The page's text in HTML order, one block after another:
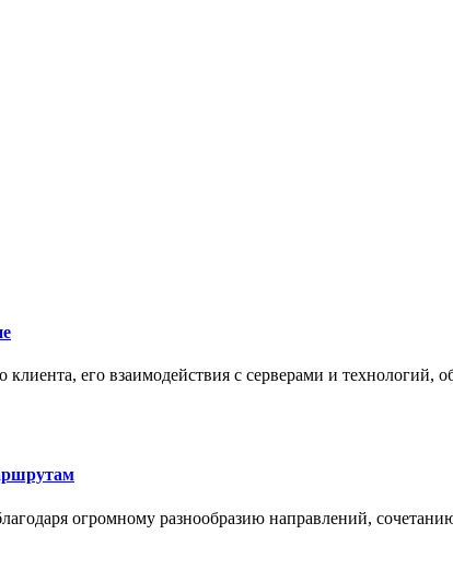
его взаимодействия с серверами и технологий,
огромному разнообразию направлений,